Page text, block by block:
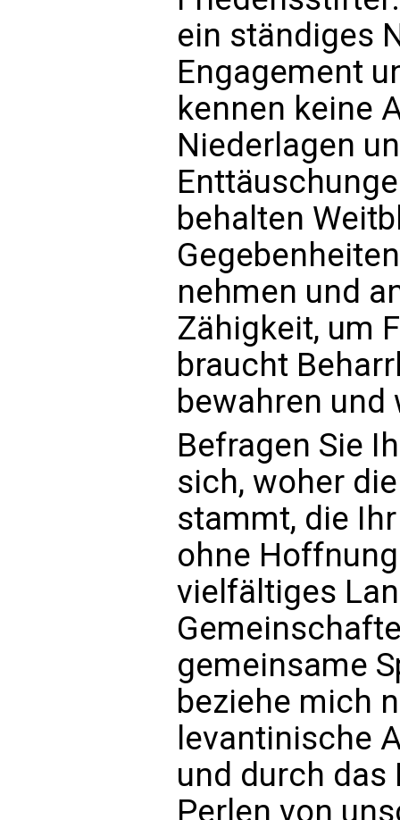
ein ständiges
Engagement
kennen keine
Niederlagen
behalten
nehmen und
Zähigkeit, um
braucht
bewahren
Befragen Sie
sich, woher
stammt, die
ohne
vielfältiges
gemeinsame
beziehe mich
levantinische
und durch das
Perlen von